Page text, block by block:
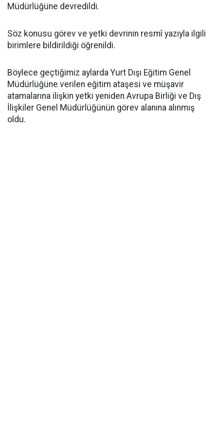
Müdürlüğüne devredildi.
Söz konusu görev ve yetki devrinin resmî yazıyla ilgili
birimlere bildirildiği öğrenildi.
Böylece geçtiğimiz aylarda Yurt Dışı Eğitim Genel
Müdürlüğüne verilen eğitim ataşesi ve müşavir
atamalarına ilişkin yetki yeniden Avrupa Birliği ve Dış
İlişkiler Genel Müdürlüğünün görev alanına alınmış
oldu.